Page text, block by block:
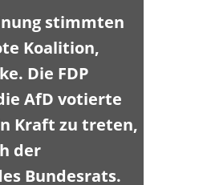
stimmten
Koalition,
Die FDP
AfD votierte
Kraft zu treten,
der
Bundesrats.